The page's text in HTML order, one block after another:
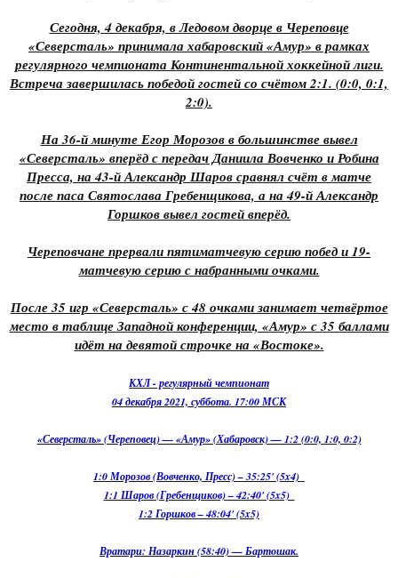
Сегодня, 4 декабря, в Ледовом дворце в Череповце
«Северсталь» принимала хабаровский «Амур» в рамках
регулярного чемпионата Континентальной хоккейной лиги.
Встреча завершилась победой гостей со счётом 2:1. (0:0, 0:1,
2:0).
На 36-й минуте Егор Морозов в большинстве вывел
«Северсталь» вперёд с передач Даниила Вовченко и Робина
Пресса, на 43-й Александр Шаров сравнял счёт в матче
после паса Святослава Гребенщикова, а на 49-й Александр
Горшков вывел гостей вперёд.
Череповчане прервали пятиматчевую серию побед и 19-
матчевую серию с набранными очками.
После 35 игр «Северсталь» с 48 очками занимает четвёртое
место в таблице Западной конференции, «Амур» с 35 баллами
идёт на девятой строчке на «Востоке».
КХЛ - регулярный чемпионат
04 декабря 2021, суббота. 17:00 МСК
«Северсталь» (Череповец) — «Амур» (Хабаровск) — 1:2 (0:0, 1:0, 0:2)
1:0 Морозов (Вовченко, Пресс) – 35:25' (5x4)
1:1 Шаров (Гребенщиков) – 42:40' (5x5)
1:2 Горшков – 48:04' (5x5)
Вратари: Назаркин (58:40) — Бартошак.